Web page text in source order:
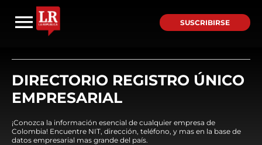
SUSCRIBIRSE
DIRECTORIO REGISTRO ÚNICO
EMPRESARIAL
¡Conozca la información esencial de cualquier empresa de
Colombia! Encuentre NIT, dirección, teléfono, y mas en la base de
datos empresarial mas grande del país.